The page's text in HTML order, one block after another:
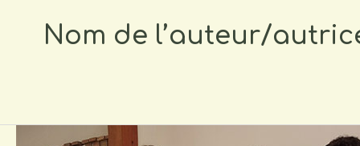
Nom de l’auteur/